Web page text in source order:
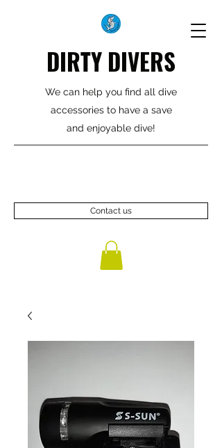
DIRTY DIVERS
We can help you find all dive
accessories to have a save
and enjoyable dive!
Contact us